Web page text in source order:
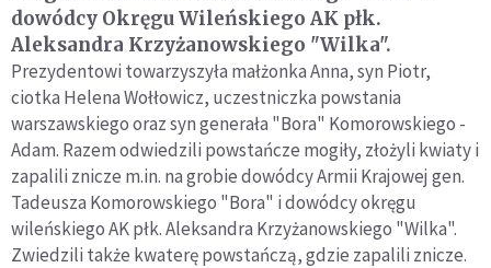
dowódcy Okręgu Wileńskiego AK płk.
Aleksandra Krzyżanowskiego "Wilka".
Prezydentowi towarzyszyła małżonka Anna, syn Piotr,
ciotka Helena Wołłowicz, uczestniczka powstania
warszawskiego oraz syn generała "Bora" Komorowskiego -
Adam. Razem odwiedzili powstańcze mogiły, złożyli kwiaty i
zapalili znicze m.in. na grobie dowódcy Armii Krajowej gen.
Tadeusza Komorowskiego "Bora" i dowódcy okręgu
wileńskiego AK płk. Aleksandra Krzyżanowskiego "Wilka".
Zwiedzili także kwaterę powstańczą, gdzie zapalili znicze.